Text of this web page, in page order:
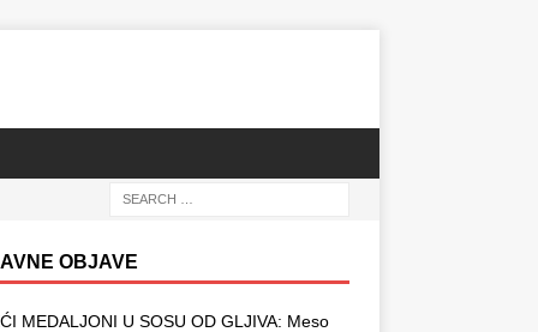
OBJAVE
MEDALJONI U SOSU OD GLJIVA: Meso